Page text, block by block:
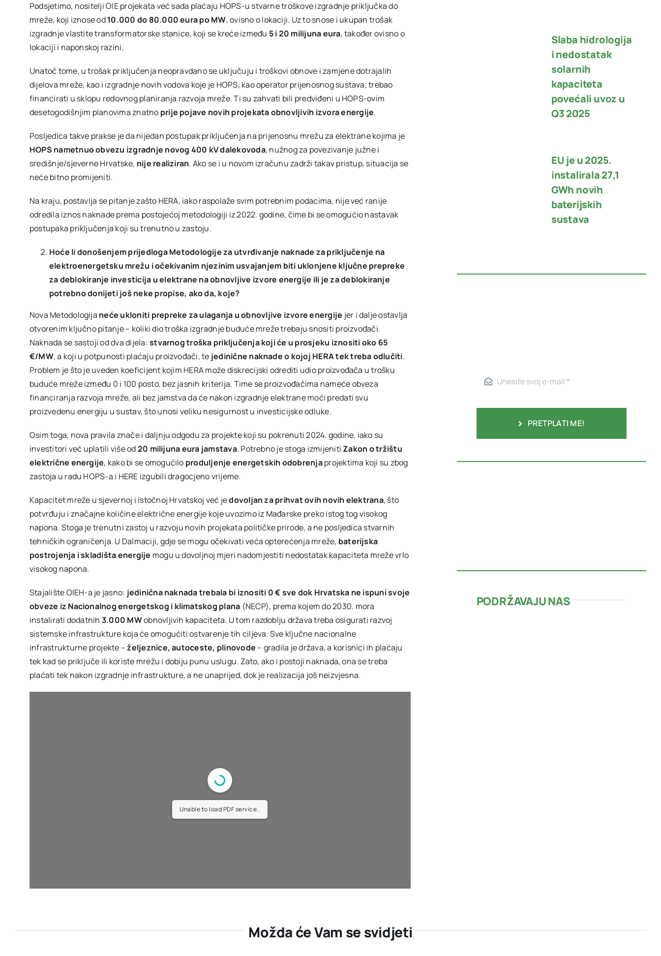
Podsjetimo, nositelji OIE projekata već sada plaćaju HOPS-u stvarne troškove izgradnje priključka do
mreže, koji iznose od10.000 do 80.000 eura po MW, ovisno o lokaciji. Uz to snose i ukupan trošak
izgradnje vlastite transformatorske stanice, koji se kreće između 5 i 20 milijuna eura, također ovisno o
lokaciji i naponskoj razini.
Unatoč tome, u trošak priključenja neopravdano se uključuju i troškovi obnove i zamjene dotrajalih
dijelova mreže, kao i izgradnje novih vodova koje je HOPS, kao operator prijenosnog sustava, trebao
financirati u sklopu redovnog planiranja razvoja mreže. Ti su zahvati bili predviđeni u HOPS-ovim
desetogodišnjim planovima znatno prije pojave novih projekata obnovljivih izvora energije.
Posljedica takve prakse je da nijedan postupak priključenja na prijenosnu mrežu za elektrane kojima je
HOPS nametnuo obvezu izgradnje novog 400 kV dalekovoda, nužnog za povezivanje južne i
središnje/sjeverne Hrvatske, nije realiziran. Ako se i u novom izračunu zadrži takav pristup, situacija se
neće bitno promijeniti.
Na kraju, postavlja se pitanje zašto HERA, iako raspolaže svim potrebnim podacima, nije već ranije
odredila iznos naknade prema postojećoj metodologiji iz 2022. godine, čime bi se omogućio nastavak
postupaka priključenja koji su trenutno u zastoju.
Hoće li donošenjem prijedloga Metodologije za utvrđivanje naknade za priključenje na
elektroenergetsku mrežu i očekivanim njezinim usvajanjem biti uklonjene ključne prepreke
za deblokiranje investicija u elektrane na obnovljive izvore energije ili je za deblokiranje
potrebno donijeti još neke propise, ako da, koje?
Nova Metodologija neće ukloniti prepreke za ulaganja u obnovljive izvore energije jer i dalje ostavlja
otvorenim ključno pitanje – koliki dio troška izgradnje buduće mreže trebaju snositi proizvođači.
Naknada se sastoji od dva dijela:stvarnog troška priključenja koji će u prosjeku iznositi oko 65
€/MW, a koji u potpunosti plaćaju proizvođači, te jedinične naknade o kojoj HERA tek treba odlučiti.
Problem je što je uveden koeficijent kojim HERA može diskrecijski odrediti udio proizvođača u trošku
buduće mreže između 0 i 100 posto, bez jasnih kriterija. Time se proizvođačima nameće obveza
financiranja razvoja mreže, ali bez jamstva da će nakon izgradnje elektrane moći predati svu
proizvedenu energiju u sustav, što unosi veliku nesigurnost u investicijske odluke.
Osim toga, nova pravila znače i daljnju odgodu za projekte koji su pokrenuti 2024. godine, iako su
investitori već uplatili više od20 milijuna eura jamstava. Potrebno je stoga izmijeniti Zakon o tržištu
električne energije, kako bi se omogućilo produljenje energetskih odobrenjaprojektima koji su zbog
zastoja u radu HOPS-a i HERE izgubili dragocjeno vrijeme.
Kapacitet mreže u sjevernoj i istočnoj Hrvatskoj već jedovoljan za prihvat ovih novih elektrana, što
potvrđuju i značajne količine električne energije koje uvozimo iz Mađarske preko istog tog visokog
napona. Stoga je trenutni zastoj u razvoju novih projekata političke prirode, a ne posljedica stvarnih
tehničkih ograničenja. U Dalmaciji, gdje se mogu očekivati veća opterećenja mreže, baterijska
postrojenja i skladišta energije mogu u dovoljnoj mjeri nadomjestiti nedostatak kapaciteta mreže vrlo
visokog napona.
Stajalište OIEH-a je jasno: jedinična naknada trebala bi iznositi 0 € sve dok Hrvatska ne ispuni svoje
obveze iz Nacionalnog energetskog i klimatskog plana (NECP), prema kojem do 2030. mora
instalirati dodatnih 3.000 MWobnovljivih kapaciteta. U tom razdoblju država treba osigurati razvoj
sistemske infrastrukture koja će omogućiti ostvarenje tih ciljeva. Sve ključne nacionalne
infrastrukturne projekte –željeznice, autoceste, plinovode – gradila je država, a korisnici ih plaćaju
tek kad se priključe ili koriste mrežu i dobiju punu uslugu. Zato, ako i postoji naknada, ona se treba
plaćati tek nakon izgradnje infrastrukture, a ne unaprijed, dok je realizacija još neizvjesna.
Unable to load PDF service..
Slaba hidrologija
i nedostatak
solarnih
kapaciteta
povećali uvoz u
Q3 2025
EU je u 2025.
instalirala 27,1
GWh novih
baterijskih
sustava
PRETPLATI ME!
PODRŽAVAJU NAS
Možda će Vam se svidjeti